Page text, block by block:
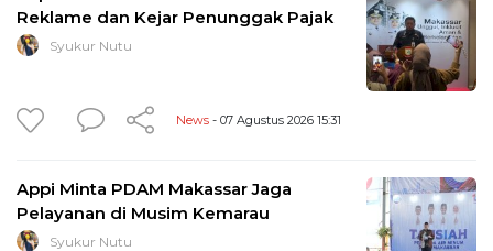
Reklame dan Kejar Penunggak Pajak
Syukur Nutu
News - 07 Agustus 2026 15:31
Appi Minta PDAM Makassar Jaga
Pelayanan di Musim Kemarau
Syukur Nutu